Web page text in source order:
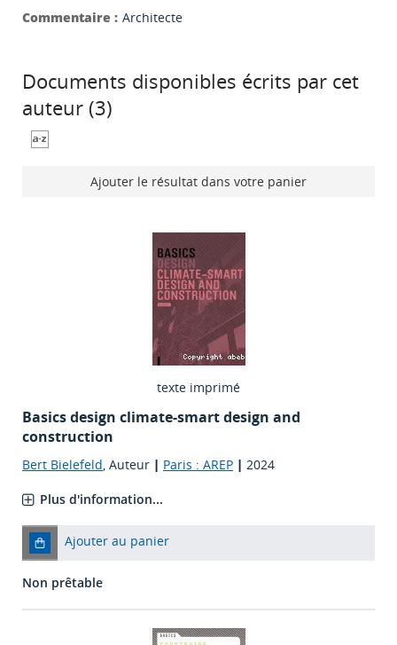
Commentaire : Architecte
Documents disponibles écrits par cet
auteur (3)
Ajouter le résultat dans votre panier
texte imprimé
Basics design climate-smart design and
construction
Bert Bielefeld, Auteur | Paris : AREP | 2024
Plus d'information...
Ajouter au panier
Non prêtable